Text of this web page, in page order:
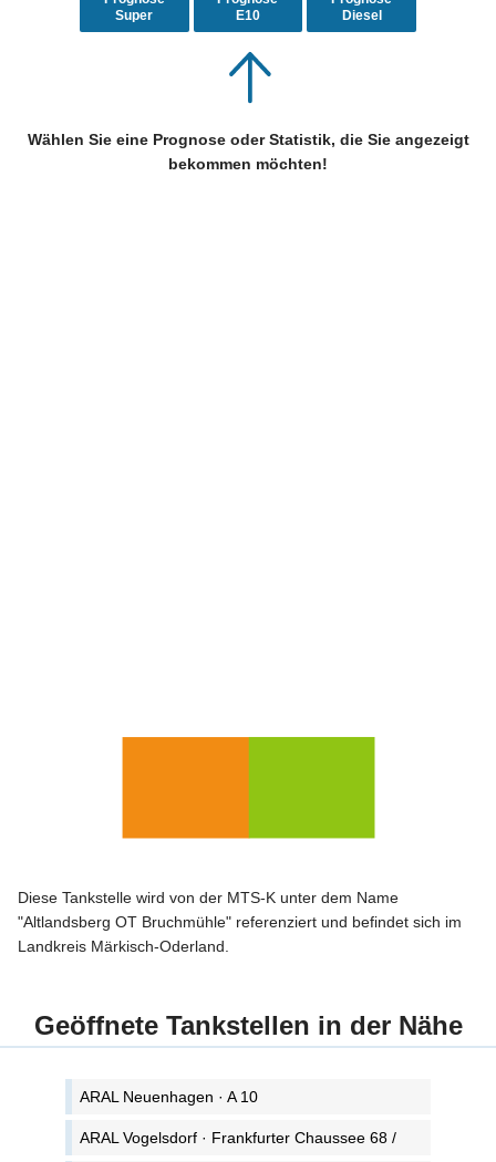
Super
E10
Diesel
Wählen Sie eine Prognose oder Statistik, die Sie angezeigt
bekommen möchten!
Diese Tankstelle wird von der MTS-K unter dem Name
"Altlandsberg OT Bruchmühle" referenziert und befindet sich im
Landkreis Märkisch-Oderland.
Geöffnete Tankstellen in der Nähe
ARAL Neuenhagen · A 10
ARAL Vogelsdorf · Frankfurter Chaussee 68 /